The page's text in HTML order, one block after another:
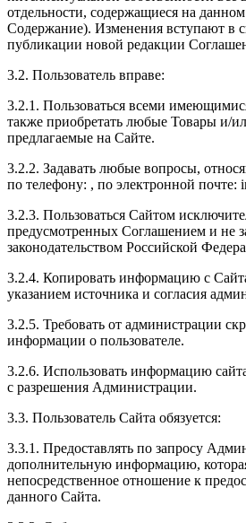
отдельности, содержащиеся на
Содержание). Изменения вступают в
публикации новой редакции
3.2. Пользователь вправе:
3.2.1. Пользоваться всеми
также приобретать любые Товары и/
предлагаемые на Сайте.
3.2.2. Задавать любые вопросы,
по телефону: , по электронной почте:
3.2.3. Пользоваться Сайтом
предусмотренных Соглашением и не
законодательством Российской
3.2.4. Копировать информацию с
указанием источника и согласия
3.2.5. Требовать от администрации
информации о пользователе.
3.2.6. Использовать информацию
с разрешения Администрации.
3.3. Пользователь Сайта обязуется:
3.3.1. Предоставлять по запросу
дополнительную информацию,
непосредственное отношение к
данного Сайта.